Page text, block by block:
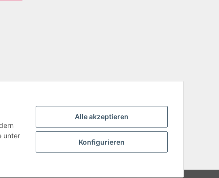
Alle akzeptieren
Konfigurieren
unter